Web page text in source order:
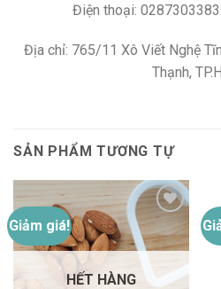
Điện thoại:
Địa chỉ: 765/11 Xô Viết Nghệ
Thạnh,
SẢN PHẨM TƯƠNG TỰ
Giảm giá!
danh
HẾT HÀNG